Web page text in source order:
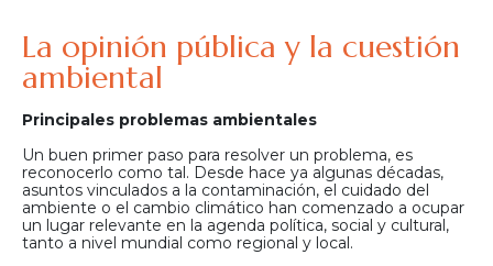
La opinión pública y la cuestión
ambiental
Principales problemas ambientales
Un buen primer paso para resolver un problema, es
reconocerlo como tal. Desde hace ya algunas décadas,
asuntos vinculados a la contaminación, el cuidado del
ambiente o el cambio climático han comenzado a ocupar
un lugar relevante en la agenda política, social y cultural,
tanto a nivel mundial como regional y local.